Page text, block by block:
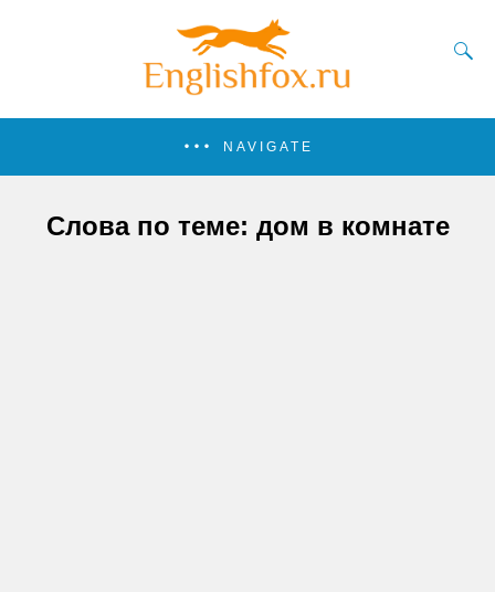
NAVIGATE
Слова по теме: дом в комнате